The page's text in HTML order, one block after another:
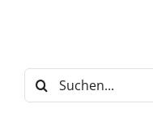
Suche
nach: